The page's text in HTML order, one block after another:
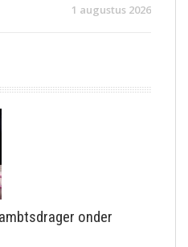
1 augustus 2026
onder